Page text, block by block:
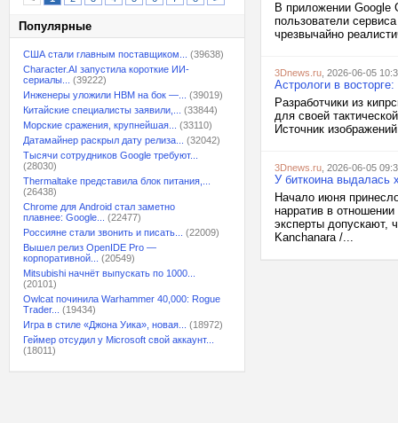
Популярные
США стали главным поставщиком...
(39638)
Character.AI запустила короткие ИИ-
сериалы...
(39222)
Инженеры уложили HBM на бок —...
(39019)
Китайские специалисты заявили,...
(33844)
Морские сражения, крупнейшая...
(33110)
Датамайнер раскрыл дату релиза...
(32042)
Тысячи сотрудников Google требуют...
(28030)
Thermaltake представила блок питания,...
(26438)
Chrome для Android стал заметно
плавнее: Google...
(22477)
Россияне стали звонить и писать...
(22009)
Вышел релиз OpenIDE Pro —
корпоративной...
(20549)
Mitsubishi начнёт выпускать по 1000...
(20101)
Owlcat починила Warhammer 40,000: Rogue
Trader...
(19434)
Игра в стиле «Джона Уика», новая...
(18972)
Геймер отсудил у Microsoft свой аккаунт...
(18011)
В приложении Google
пользователи
чрезвычайно
3Dnews.ru , 2026-06-05
Астрологи в
Разработчики из
для своей
Источник
3Dnews.ru , 2026-06-05
У биткоина выдалась
Начало июня
нарратив в
эксперты допускают,
Kanchanara /...